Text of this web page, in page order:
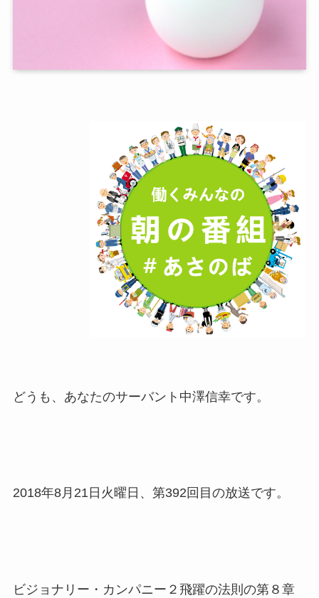
どうも、あなたのサーバント中澤信幸です。
2018年8月21日火曜日、第392回目の放送です。
ビジョナリー・カンパニー２飛躍の法則の第８章